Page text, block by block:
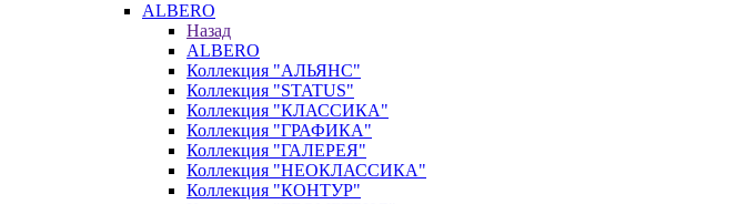
ALBERO
Назад
ALBERO
Коллекция "АЛЬЯНС"
Коллекция "STATUS"
Коллекция "КЛАССИКА"
Коллекция "ГРАФИКА"
Коллекция "ГАЛЕРЕЯ"
Коллекция "НЕОКЛАССИКА"
Коллекция "КОНТУР"